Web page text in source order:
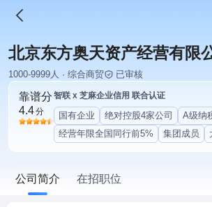
北京东方奥天资产经营有限
1000-9999人 · 综合商贸
已审核
靠谱分
4.4分
智联 x 芝麻企业信用 联合认证
国有企业 绝对控股4家公司 A级纳
经营年限全国同行前5%
集团成员
公司简介 在招职位